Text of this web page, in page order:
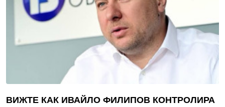
ВИЖТЕ КАК ИВАЙЛО ФИЛИПОВ КОНТРОЛИРА